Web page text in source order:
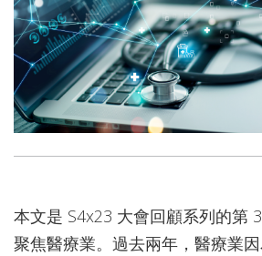
本文是 S4x23 大會回顧系列的第
聚焦醫療業。過去兩年，醫療業